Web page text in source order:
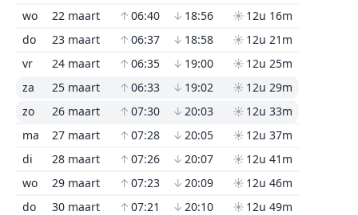
wo
22 maart ↑ 06:40 ↓ 18:56 ☀ 12u 16m
do
23 maart ↑ 06:37 ↓ 18:58 ☀ 12u 21m
vr
24 maart ↑ 06:35 ↓ 19:00 ☀ 12u 25m
za
25 maart ↑ 06:33 ↓ 19:02 ☀ 12u 29m
zo
26 maart ↑ 07:30 ↓ 20:03 ☀ 12u 33m
ma
27 maart ↑ 07:28 ↓ 20:05 ☀ 12u 37m
di
28 maart ↑ 07:26 ↓ 20:07 ☀ 12u 41m
wo
29 maart ↑ 07:23 ↓ 20:09 ☀ 12u 46m
do
30 maart ↑ 07:21 ↓ 20:10 ☀ 12u 49m